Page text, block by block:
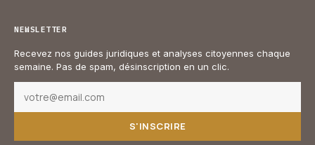
NEWSLETTER
Recevez nos guides juridiques et analyses citoyennes chaque
semaine. Pas de spam, désinscription en un clic.
S'INSCRIRE